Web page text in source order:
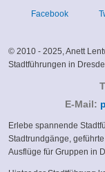
Facebook
© 2010 - 2025, Anett
Stadtführungen in
E-Mail:
Erlebe spannende
Stadtrundgänge,
Ausflüge für Gruppen in